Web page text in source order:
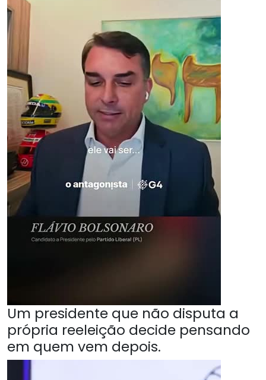
Um presidente que não disputa a
própria reeleição decide pensando
em quem vem depois.